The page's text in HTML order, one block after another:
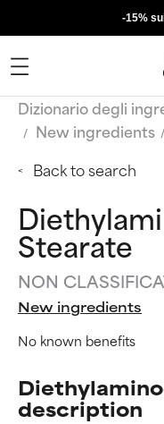
-15%
Dizionario degli
New ingredients
Back to search
Stearate
NON
New ingredients
No known benefits
description